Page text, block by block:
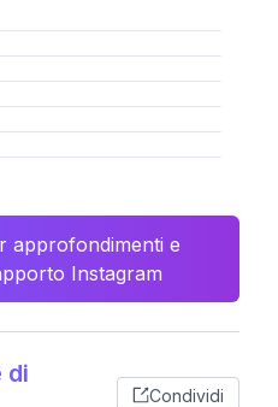
approfondimenti e
Instagram
di
Condividi